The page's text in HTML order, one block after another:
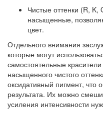
Чистые оттенки (R, K,
насыщенные,
цвет.
Отдельного внимания
которые могут
самостоятельные
насыщенного чистого
оксидативный пигмент, что
результата. Их можно
усиления интенсивности